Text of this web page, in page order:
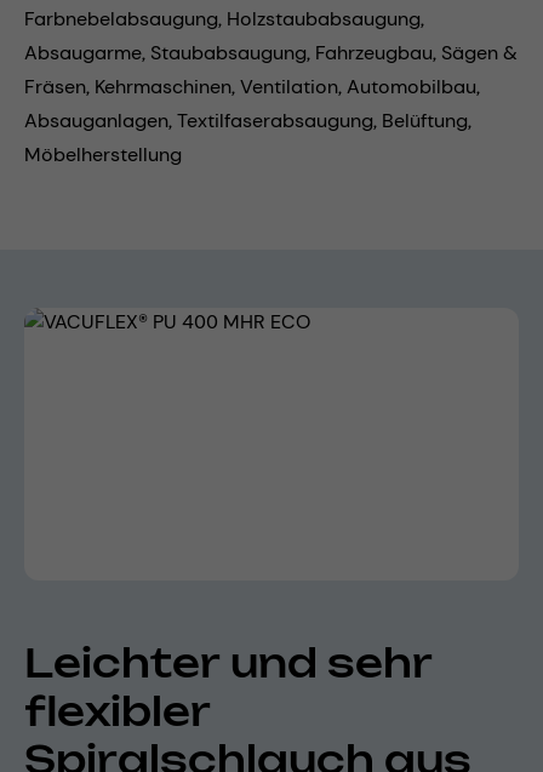
Farbnebelabsaugung, Holzstaubabsaugung,
Absaugarme, Staubabsaugung, Fahrzeugbau, Sägen &
Fräsen, Kehrmaschinen,Ventilation,Automobilbau,
Absauganlagen,Textilfaserabsaugung, Belüftung,
Möbelherstellung
Bildergalerie überspringen
Leichter und sehr
flexibler
Spiralschlauch aus